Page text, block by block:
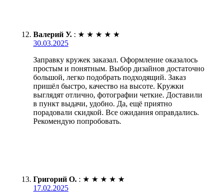
Валерий У. : ★ ★ ★ ★ ★
30.03.2025
Заправку кружек заказал. Оформление оказалось
простым и понятным. Выбор дизайнов достаточно
большой, легко подобрать подходящий. Заказ
пришёл быстро, качество на высоте. Кружки
выглядят отлично, фотографии четкие. Доставили
в пункт выдачи, удобно. Да, ещё приятно
порадовали скидкой. Все ожидания оправдались.
Рекомендую попробовать.
Григорий О. : ★ ★ ★ ★ ★
17.02.2025